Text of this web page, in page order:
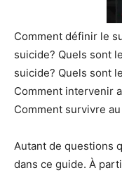
Comment définir le
suicide? Quels sont
suicide? Quels sont
Comment intervenir
Comment survivre
Autant de questions
dans ce guide. À